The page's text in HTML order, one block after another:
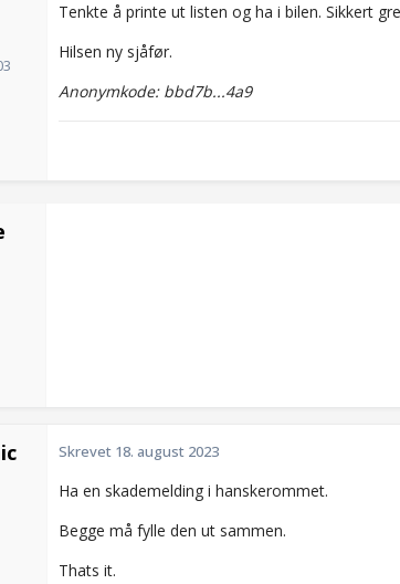
Tenkte å printe ut listen og ha i bilen. Sikkert
Hilsen ny sjåfør.
Anonymkode: bbd7b...4a9
Skrevet 18. august 2023
Ha en skademelding i hanskerommet.
Begge må fylle den ut sammen.
Thats it.